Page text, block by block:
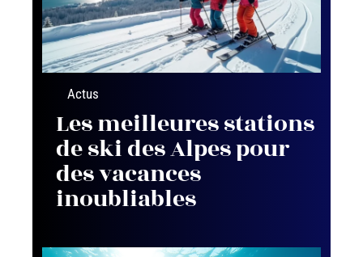
Actus
Les meilleures stations
de ski des Alpes pour
des vacances
inoubliables